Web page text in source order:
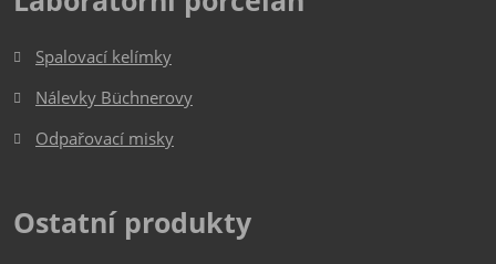
odeslat.
Spalovací kelímky
Nálevky Büchnerovy
Odpařovací misky
Ostatní produkty